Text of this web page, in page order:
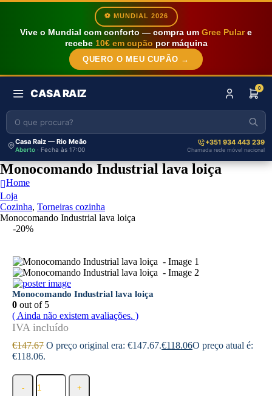
⚽ MUNDIAL 2026
Vive o Mundial com conforto — compra um Gree Pulare
recebe 10€ em cupão por máquina
QUERO O MEU CUPÃO →
CASA RAIZ 0
Casa Raiz — Rio Meão
Aberto · Fecha às 17:00
+351 934 443 239
Chamada rede móvel nacional
Monocomando Industrial lava loiça
Home
Loja
Cozinha, Torneiras cozinha
Monocomando Industrial lava loiça
-20%
Monocomando Industrial lava loiça
0 out of 5
( Ainda não existem avaliações. )
€147.67 O preço original era: €147.67.€118.06O preço atual é:
€118.06.
- +